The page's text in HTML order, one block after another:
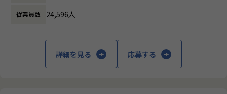
す。
を実現しています。
【業務の変更の範囲】
に渡ります。いわゆる技術者派遣と呼ばれ
働く場所に関わらない事業支援や最新技術を
用いた研究開発などを行っています。
従業員数 24,596人
詳細を見る 応募する